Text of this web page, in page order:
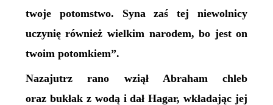
twoje potomstwo. Syna zaś tej niewolnicy
uczynię również wielkim narodem, bo jest on
twoim potomkiem”.
Nazajutrz rano wziął Abraham chleb
oraz bukłak z wodą i dał Hagar, wkładając jej